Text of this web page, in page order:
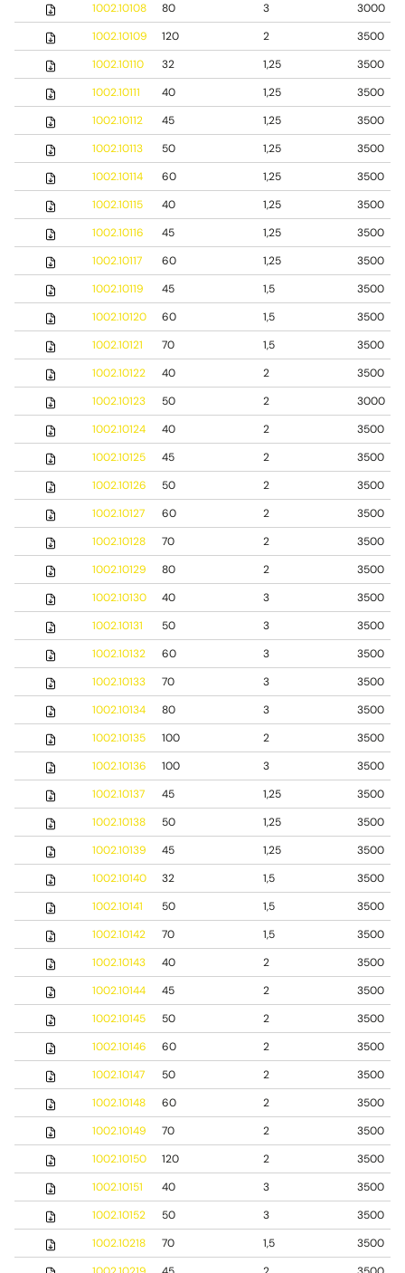
1002.10108
80 3
3000
1002.10109
120 2
3500
1002.10110
32 1,25
3500
1002.10111
40 1,25
3500
1002.10112
45 1,25
3500
1002.10113
50 1,25
3500
1002.10114
60 1,25
3500
1002.10115
40 1,25
3500
1002.10116
45 1,25
3500
1002.10117
60 1,25
3500
1002.10119
45 1,5
3500
1002.10120
60 1,5
3500
1002.10121
70 1,5
3500
1002.10122
40 2
3500
1002.10123
50 2
3000
1002.10124
40 2
3500
1002.10125
45 2
3500
1002.10126
50 2
3500
1002.10127
60 2
3500
1002.10128
70 2
3500
1002.10129
80 2
3500
1002.10130
40 3
3500
1002.10131
50 3
3500
1002.10132
60 3
3500
1002.10133
70 3
3500
1002.10134
80 3
3500
1002.10135
100 2
3500
1002.10136
100 3
3500
1002.10137
45 1,25
3500
1002.10138
50 1,25
3500
1002.10139
45 1,25
3500
1002.10140
32 1,5
3500
1002.10141
50 1,5
3500
1002.10142
70 1,5
3500
1002.10143
40 2
3500
1002.10144
45 2
3500
1002.10145
50 2
3500
1002.10146
60 2
3500
1002.10147
50 2
3500
1002.10148
60 2
3500
1002.10149
70 2
3500
1002.10150
120 2
3500
1002.10151
40 3
3500
1002.10152
50 3
3500
1002.10218
70 1,5
3500